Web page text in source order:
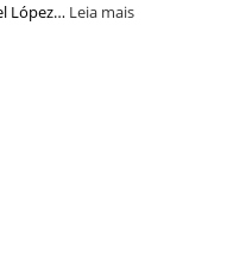
López… Leia mais